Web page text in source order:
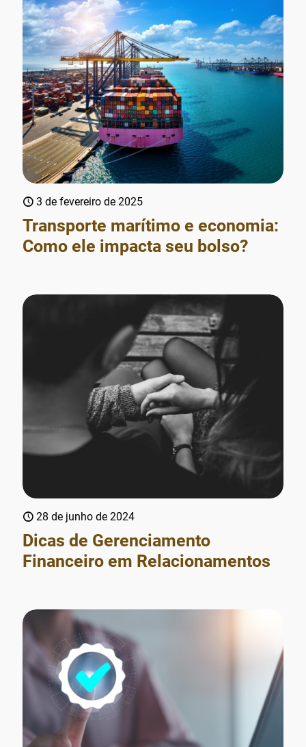
3 de fevereiro de 2025
Transporte marítimo e economia:
Como ele impacta seu bolso?
28 de junho de 2024
Dicas de Gerenciamento
Financeiro em Relacionamentos